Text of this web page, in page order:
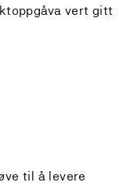
vert gitt
til å levere